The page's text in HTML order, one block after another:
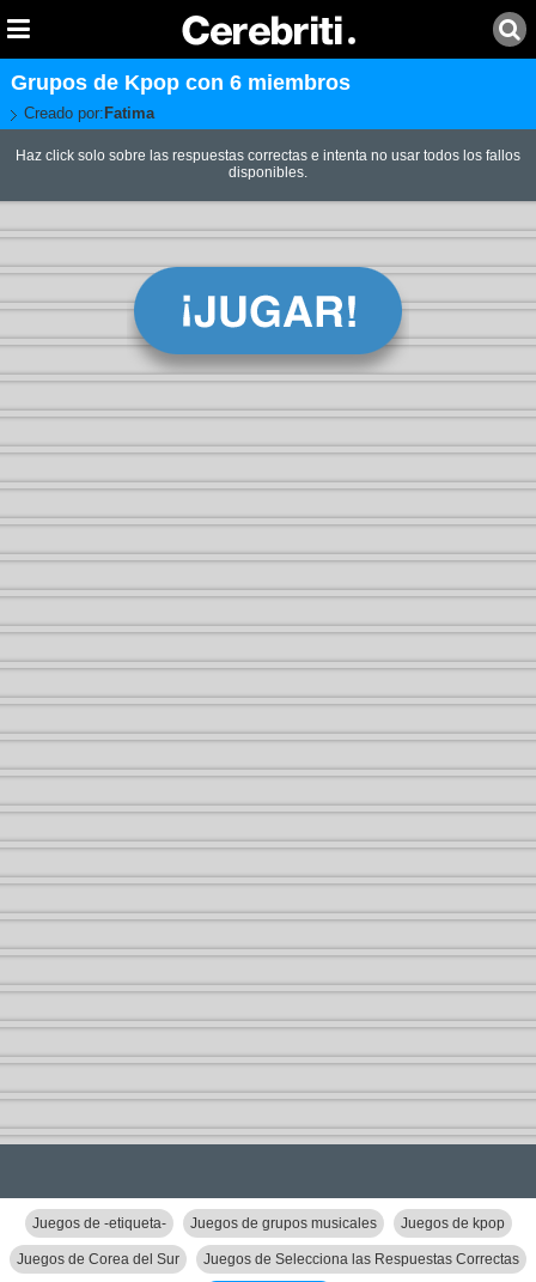
Grupos de Kpop con 6 miembros
Creado por: Fatima
Haz click solo sobre las respuestas correctas e intenta no usar todos los fallos
disponibles.
Juegos de -etiqueta- Juegos de grupos musicales Juegos de kpop
Juegos de Corea del Sur Juegos de Selecciona las Respuestas Correctas